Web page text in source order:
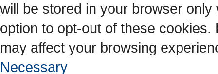
will be stored in your browser
option to opt-out of these
may affect your browsing
Necessary